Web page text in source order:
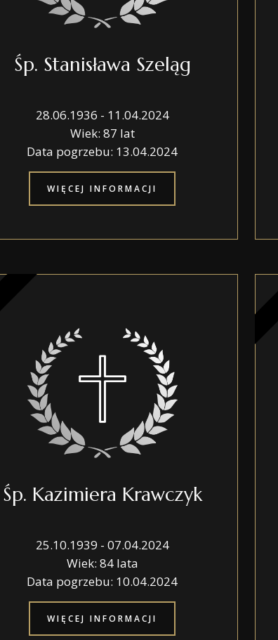
Śp. Stanisława Szeląg
28.06.1936 - 11.04.2024
Wiek: 87 lat
Data pogrzebu: 13.04.2024
WIĘCEJ INFORMACJI
Śp. Kazimiera Krawczyk
25.10.1939 - 07.04.2024
Wiek: 84 lata
Data pogrzebu: 10.04.2024
WIĘCEJ INFORMACJI